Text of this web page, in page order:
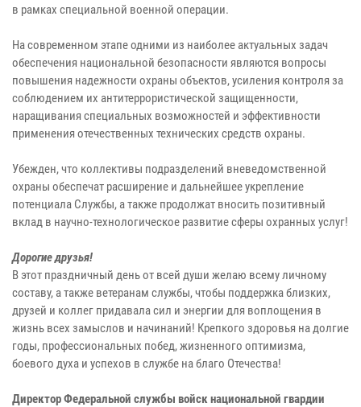
в рамках специальной военной операции.
На современном этапе одними из наиболее актуальных задач
обеспечения национальной безопасности являются вопросы
повышения надежности охраны объектов, усиления контроля за
соблюдением их антитеррористической защищенности,
наращивания специальных возможностей и эффективности
применения отечественных технических средств охраны.
Убежден, что коллективы подразделений вневедомственной
охраны обеспечат расширение и дальнейшее укрепление
потенциала Службы, а также продолжат вносить позитивный
вклад в научно-технологическое развитие сферы охранных услуг!
Дорогие друзья!
В этот праздничный день от всей души желаю всему личному
составу, а также ветеранам службы, чтобы поддержка близких,
друзей и коллег придавала сил и энергии для воплощения в
жизнь всех замыслов и начинаний! Крепкого здоровья на долгие
годы, профессиональных побед, жизненного оптимизма,
боевого духа и успехов в службе на благо Отечества!
Директор Федеральной службы войск национальной гвардии